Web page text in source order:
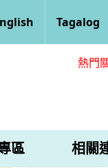
Tagalog
熱門
區 相關